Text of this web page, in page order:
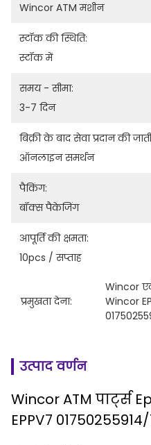
Wincor ATM मशीन
स्टॉक की स्थिति:
स्टॉक में
समय - सीमा:
3-7 दिन
बिक्री के बाद सेवा प्रदान की
ऑनलाइन समर्थन
पैकिंग:
बॉक्स पैकेजिंग
आपूर्ति की क्षमता:
10pcs / सप्ताह
प्रमुखता देना:
Wincor
Wincor
उत्पाद वर्णन
Wincor ATM पार्ट्स
EPPV7